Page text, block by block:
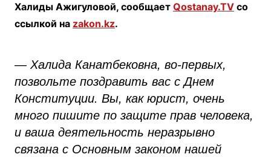
Халиды Ажигуловой, сообщает Qostanay.TVсо
ссылкой на zakon.kz.
— Халида Канатбековна, во-первых,
позвольте поздравить вас с Днем
Конституции. Вы, как юрист, очень
много пишите по защите прав человека,
и ваша деятельность неразрывно
связана с Основным законом нашей